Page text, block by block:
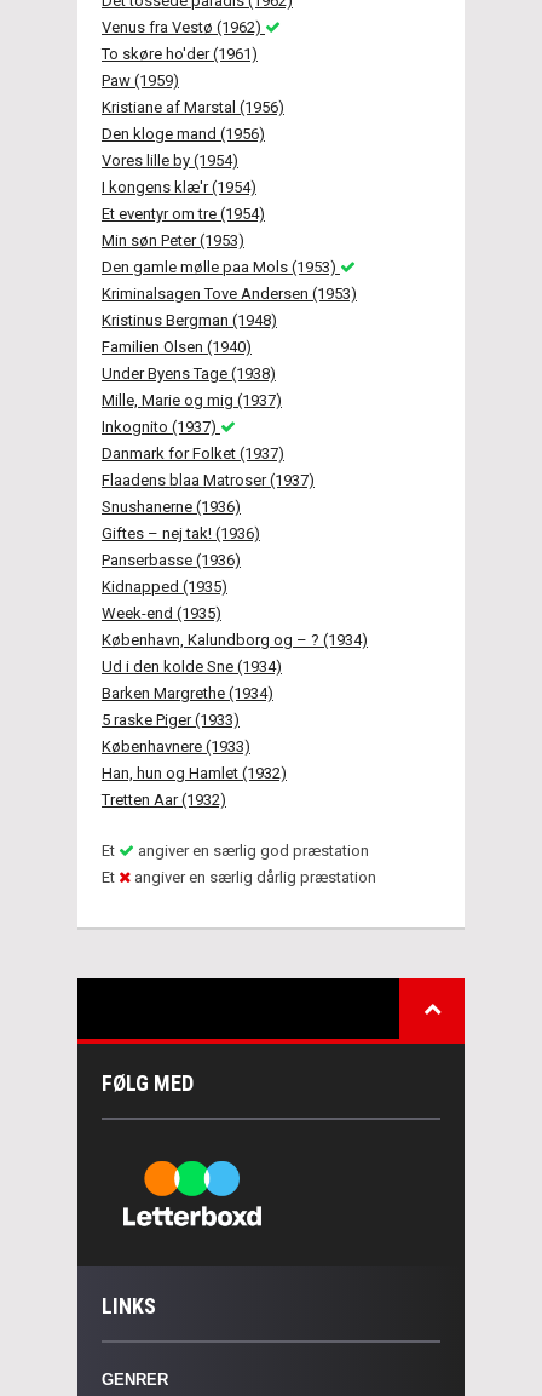
Venus fra Vestø (1962)
To skøre ho'der (1961)
Paw (1959)
Kristiane af Marstal (1956)
Den kloge mand (1956)
Vores lille by (1954)
I kongens klæ'r (1954)
Et eventyr om tre (1954)
Min søn Peter (1953)
Den gamle mølle paa Mols (1953)
Kriminalsagen Tove Andersen (1953)
Kristinus Bergman (1948)
Familien Olsen (1940)
Under Byens Tage (1938)
Mille, Marie og mig (1937)
Inkognito (1937)
Danmark for Folket (1937)
Flaadens blaa Matroser (1937)
Snushanerne (1936)
Giftes – nej tak! (1936)
Panserbasse (1936)
Kidnapped (1935)
Week-end (1935)
København, Kalundborg og – ? (1934)
Ud i den kolde Sne (1934)
Barken Margrethe (1934)
5 raske Piger (1933)
Københavnere (1933)
Han, hun og Hamlet (1932)
Tretten Aar (1932)
Et
angiver en særlig god præstation
Et
angiver en særlig dårlig præstation
FØLG MED
LINKS
GENRER